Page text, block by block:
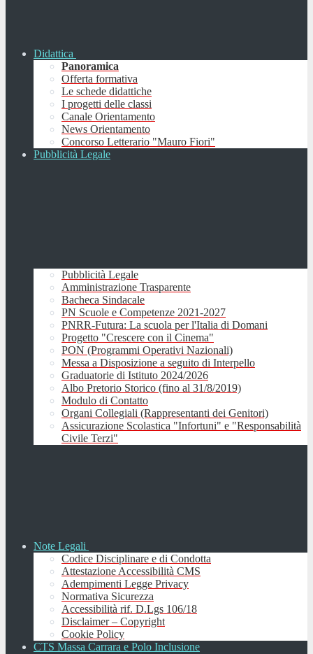
Didattica
Panoramica
Offerta formativa
Le schede didattiche
I progetti delle classi
Canale Orientamento
News Orientamento
Concorso Letterario "Mauro Fiori"
Pubblicità Legale
Pubblicità Legale
Amministrazione Trasparente
Bacheca Sindacale
PN Scuole e Competenze 2021-2027
PNRR-Futura: La scuola per l'Italia di Domani
Progetto "Crescere con il Cinema"
PON (Programmi Operativi Nazionali)
Messa a Disposizione a seguito di Interpello
Graduatorie di Istituto 2024/2026
Albo Pretorio Storico (fino al 31/8/2019)
Modulo di Contatto
Organi Collegiali (Rappresentanti dei Genitori)
Assicurazione Scolastica "Infortuni" e "Responsabilità
Civile Terzi"
Note Legali
Codice Disciplinare e di Condotta
Attestazione Accessibilità CMS
Adempimenti Legge Privacy
Normativa Sicurezza
Accessibilità rif. D.Lgs 106/18
Disclaimer – Copyright
Cookie Policy
CTS Massa Carrara e Polo Inclusione